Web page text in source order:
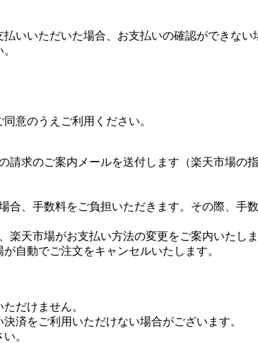
いいただいた場合、お支払いの確認ができない
意のうえご利用ください。
求のご案内メールを送付します（楽天市場の
、手数料をご負担いただきます。その際、手
天市場がお支払い方法の変更をご案内いたしま
自動でご注文をキャンセルいたします。
だけません。
済をご利用いただけない場合がございます。
。